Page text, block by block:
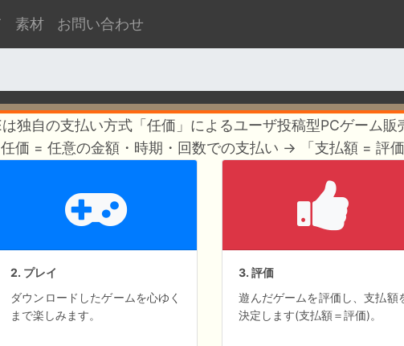
素材 お問い合わせ
は独自の支払い方式「任価」によるユーザ投稿型PCゲーム販
任価 = 任意の金額・時期・回数での支払い → 「支払額 = 評価
2. プレイ
ダウンロードしたゲームを心ゆく
まで楽しみます。
3. 評価
遊んだゲームを評価し、支払額
決定します(支払額＝評価)。